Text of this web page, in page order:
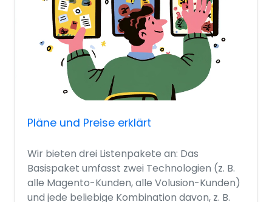
Pläne und Preise erklärt
Wir bieten drei Listenpakete an: Das
Basispaket umfasst zwei Technologien (z. B.
alle Magento-Kunden, alle Volusion-Kunden)
und jede beliebige Kombination davon, z. B.